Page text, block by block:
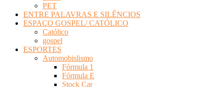
PET
ENTRE PALAVRAS E SILÊNCIOS
ESPAÇO GOSPEL/ CATÓLICO
Católico
gospel
ESPORTES
Automobislismo
Fórmula 1
Fórmula E
Stock Car